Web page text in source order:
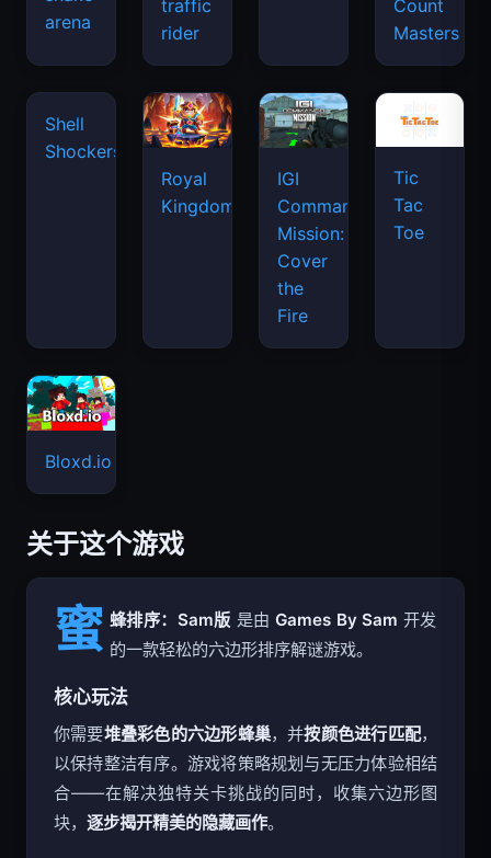
arena
traffic
rider
Count
Masters
Shell
Shockers
Royal
Kingdom
IGI
Commando
Mission:
Cover
the
Fire
Tic
Tac
Toe
Bloxd.io
关于这个游戏
蜜 蜂排序：Sam版 是由Games By Sam 开发
的一款轻松的六边形排序解谜游戏。
核心玩法
你需要堆叠彩色的六边形蜂巢，并按颜色进行匹配，
以保持整洁有序。游戏将策略规划与无压力体验相结
合——在解决独特关卡挑战的同时，收集六边形图
块， 逐步揭开精美的隐藏画作。